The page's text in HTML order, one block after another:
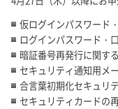
仮ログインパスワード
ログインパスワード・
暗証番号再発行に関す
セキュリティ通知用メ
合言葉初期化セキュリ
セキュリティカードの